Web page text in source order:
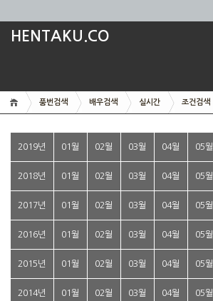
HENTAKU.CO
품번검색 배우검색 실시간 조건검색
2019년 01월 02월 03월 04월 05월
2018년 01월 02월 03월 04월 05월
2017년 01월 02월 03월 04월 05월
2016년 01월 02월 03월 04월 05월
2015년 01월 02월 03월 04월 05월
2014년 01월 02월 03월 04월 05월